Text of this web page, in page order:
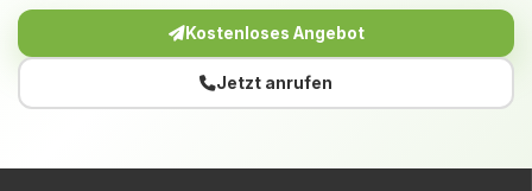
Kostenloses Angebot
Jetzt anrufen